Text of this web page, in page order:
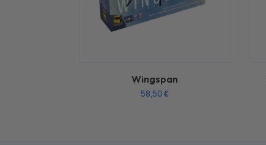
Wingspan
58,50€